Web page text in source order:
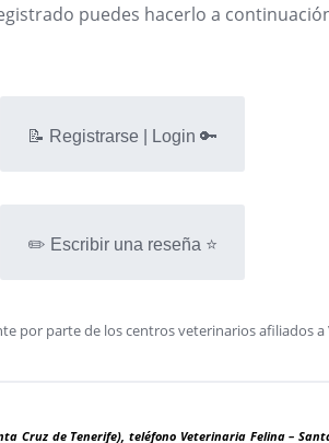
puedes hacerlo a
📝 Registrarse | Login 🔑
✏️ Escribir una reseña ⭐
por parte de los centros veterinarios afiliados a
Cruz de Tenerife), teléfono Veterinaria Felina –